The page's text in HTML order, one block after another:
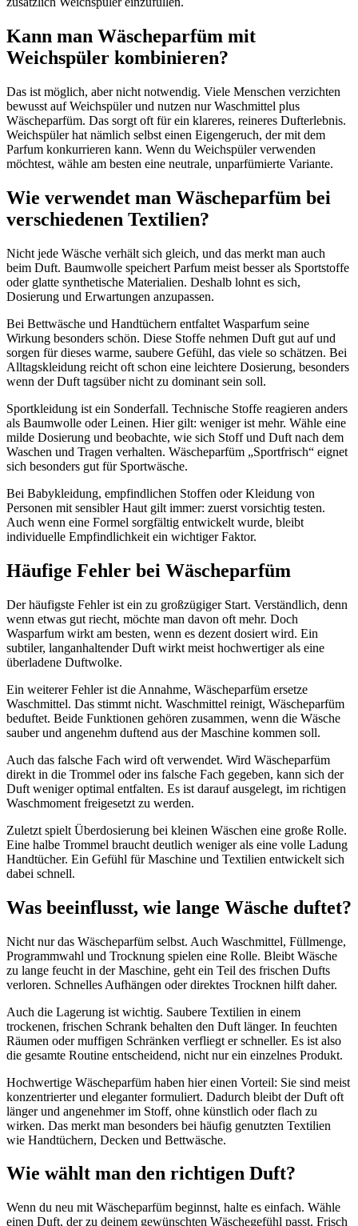
Kann man Wäscheparfüm mit
Weichspüler kombinieren?
Das ist möglich, aber nicht notwendig. Viele Menschen verzichten
bewusst auf Weichspüler und nutzen nur Waschmittel plus
Wäscheparfüm. Das sorgt oft für ein klareres, reineres Dufterlebnis.
Weichspüler hat nämlich selbst einen Eigengeruch, der mit dem
Parfum konkurrieren kann. Wenn du Weichspüler verwenden
möchtest, wähle am besten eine neutrale, unparfümierte Variante.
Wie verwendet man Wäscheparfüm bei
verschiedenen Textilien?
Nicht jede Wäsche verhält sich gleich, und das merkt man auch
beim Duft. Baumwolle speichert Parfum meist besser als Sportstoffe
oder glatte synthetische Materialien. Deshalb lohnt es sich,
Dosierung und Erwartungen anzupassen.
Bei Bettwäsche und Handtüchern entfaltet Wasparfum seine
Wirkung besonders schön. Diese Stoffe nehmen Duft gut auf und
sorgen für dieses warme, saubere Gefühl, das viele so schätzen. Bei
Alltagskleidung reicht oft schon eine leichtere Dosierung, besonders
wenn der Duft tagsüber nicht zu dominant sein soll.
Sportkleidung ist ein Sonderfall. Technische Stoffe reagieren anders
als Baumwolle oder Leinen. Hier gilt: weniger ist mehr. Wähle eine
milde Dosierung und beobachte, wie sich Stoff und Duft nach dem
Waschen und Tragen verhalten. Wäscheparfüm „Sportfrisch“ eignet
sich besonders gut für Sportwäsche.
Bei Babykleidung, empfindlichen Stoffen oder Kleidung von
Personen mit sensibler Haut gilt immer: zuerst vorsichtig testen.
Auch wenn eine Formel sorgfältig entwickelt wurde, bleibt
individuelle Empfindlichkeit ein wichtiger Faktor.
Häufige Fehler bei Wäscheparfüm
Der häufigste Fehler ist ein zu großzügiger Start. Verständlich, denn
wenn etwas gut riecht, möchte man davon oft mehr. Doch
Wasparfum wirkt am besten, wenn es dezent dosiert wird. Ein
subtiler, langanhaltender Duft wirkt meist hochwertiger als eine
überladene Duftwolke.
Ein weiterer Fehler ist die Annahme, Wäscheparfüm ersetze
Waschmittel. Das stimmt nicht. Waschmittel reinigt, Wäscheparfüm
beduftet. Beide Funktionen gehören zusammen, wenn die Wäsche
sauber und angenehm duftend aus der Maschine kommen soll.
Auch das falsche Fach wird oft verwendet. Wird Wäscheparfüm
direkt in die Trommel oder ins falsche Fach gegeben, kann sich der
Duft weniger optimal entfalten. Es ist darauf ausgelegt, im richtigen
Waschmoment freigesetzt zu werden.
Zuletzt spielt Überdosierung bei kleinen Wäschen eine große Rolle.
Eine halbe Trommel braucht deutlich weniger als eine volle Ladung
Handtücher. Ein Gefühl für Maschine und Textilien entwickelt sich
dabei schnell.
Was beeinflusst, wie lange Wäsche duftet?
Nicht nur das Wäscheparfüm selbst. Auch Waschmittel, Füllmenge,
Programmwahl und Trocknung spielen eine Rolle. Bleibt Wäsche
zu lange feucht in der Maschine, geht ein Teil des frischen Dufts
verloren. Schnelles Aufhängen oder direktes Trocknen hilft daher.
Auch die Lagerung ist wichtig. Saubere Textilien in einem
trockenen, frischen Schrank behalten den Duft länger. In feuchten
Räumen oder muffigen Schränken verfliegt er schneller. Es ist also
die gesamte Routine entscheidend, nicht nur ein einzelnes Produkt.
Hochwertige Wäscheparfüm haben hier einen Vorteil: Sie sind meist
konzentrierter und eleganter formuliert. Dadurch bleibt der Duft oft
länger und angenehmer im Stoff, ohne künstlich oder flach zu
wirken. Das merkt man besonders bei häufig genutzten Textilien
wie Handtüchern, Decken und Bettwäsche.
Wie wählt man den richtigen Duft?
Wenn du neu mit Wäscheparfüm beginnst, halte es einfach. Wähle
einen Duft, der zu deinem gewünschten Wäschegefühl passt. Frisch